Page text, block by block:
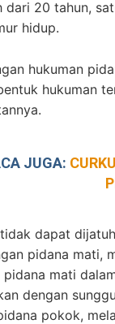
dari 20 tahun,
hidup.
hukuman
hukuman
JUGA:
dapat
pidana mati,
pidana mati
dengan
pokok,